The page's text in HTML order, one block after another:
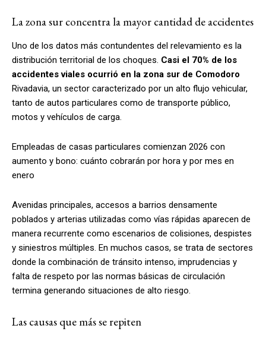
La zona sur concentra la mayor cantidad de accidentes
Uno de los datos más contundentes del relevamiento es la
distribución territorial de los choques. Casi el 70% de los
accidentes viales ocurrió en la zona sur de Comodoro
Rivadavia, un sector caracterizado por un alto flujo vehicular,
tanto de autos particulares como de transporte público,
motos y vehículos de carga.
Empleadas de casas particulares comienzan 2026 con
aumento y bono: cuánto cobrarán por hora y por mes en
enero
Avenidas principales, accesos a barrios densamente
poblados y arterias utilizadas como vías rápidas aparecen de
manera recurrente como escenarios de colisiones, despistes
y siniestros múltiples. En muchos casos, se trata de sectores
donde la combinación de tránsito intenso, imprudencias y
falta de respeto por las normas básicas de circulación
termina generando situaciones de alto riesgo.
Las causas que más se repiten